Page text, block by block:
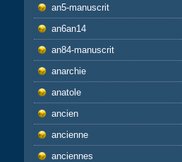
an5-manuscrit
an6an14
an84-manuscrit
anarchie
anatole
ancien
ancienne
anciennes